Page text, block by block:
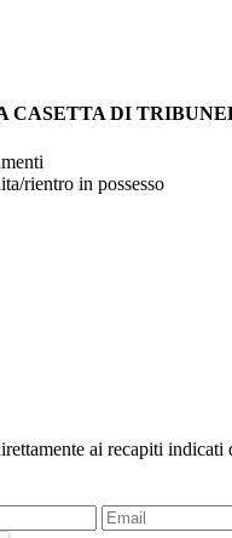
CASETTA DI
rientro in possesso
ai recapiti